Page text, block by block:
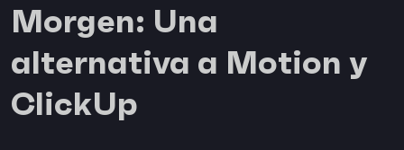
Morgen: Una
alternativa a Motion y
ClickUp